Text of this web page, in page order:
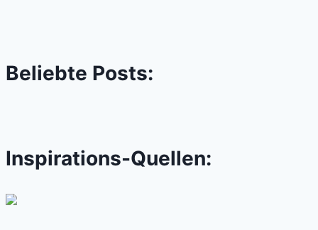
Beliebte Posts:
Inspirations-Quellen: